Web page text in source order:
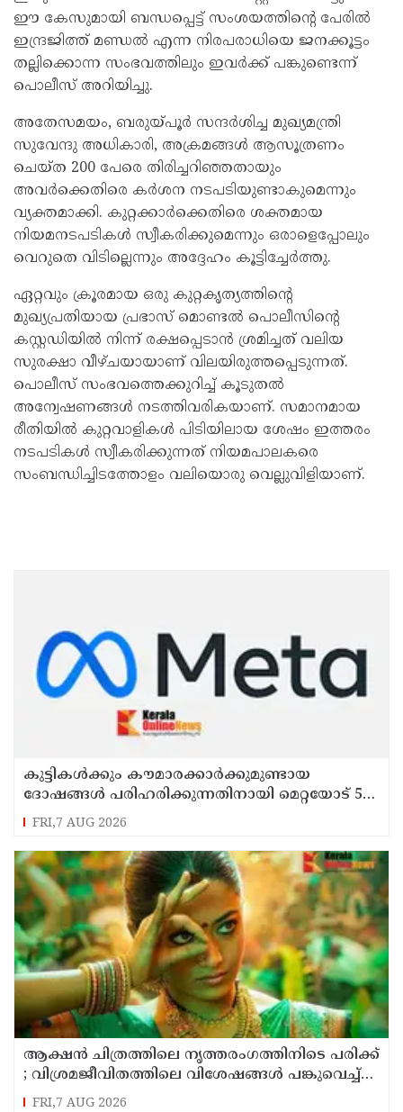
ഈ കേസുമായി ബന്ധപ്പെട്ട് സംശയത്തിന്റെ പേരിൽ
ഇന്ദ്രജിത്ത് മണ്ഡൽ എന്ന നിരപരാധിയെ ജനക്കൂട്ടം
തല്ലിക്കൊന്ന സംഭവത്തിലും ഇവർക്ക് പങ്കുണ്ടെന്ന്
പൊലീസ് അറിയിച്ചു.
അതേസമയം, ബരുയ്പൂർ സന്ദർശിച്ച മുഖ്യമന്ത്രി
സുവേന്ദു അധികാരി, അക്രമങ്ങൾ ആസൂത്രണം
ചെയ്ത 200 പേരെ തിരിച്ചറിഞ്ഞതായും
അവർക്കെതിരെ കർശന നടപടിയുണ്ടാകുമെന്നും
വ്യക്തമാക്കി. കുറ്റക്കാർക്കെതിരെ ശക്തമായ
നിയമനടപടികൾ സ്വീകരിക്കുമെന്നും ഒരാളെപ്പോലും
വെറുതെ വിടില്ലെന്നും അദ്ദേഹം കൂട്ടിച്ചേർത്തു.
ഏറ്റവും ക്രൂരമായ ഒരു കുറ്റകൃത്യത്തിന്റെ
മുഖ്യപ്രതിയായ പ്രഭാസ് മൊണ്ടൽ പൊലീസിന്റെ
കസ്റ്റഡിയിൽ നിന്ന് രക്ഷപ്പെടാൻ ശ്രമിച്ചത് വലിയ
സുരക്ഷാ വീഴ്ചയായാണ് വിലയിരുത്തപ്പെടുന്നത്.
പൊലീസ് സംഭവത്തെക്കുറിച്ച് കൂടുതൽ
അന്വേഷണങ്ങൾ നടത്തിവരികയാണ്. സമാനമായ
രീതിയിൽ കുറ്റവാളികൾ പിടിയിലായ ശേഷം ഇത്തരം
നടപടികൾ സ്വീകരിക്കുന്നത് നിയമപാലകരെ
സംബന്ധിച്ചിടത്തോളം വലിയൊരു വെല്ലുവിളിയാണ്.
കുട്ടികൾക്കും കൗമാരക്കാർക്കുമുണ്ടായ
ദോഷങ്ങൾ പരിഹരിക്കുന്നതിനായി മെറ്റയോട് 567
മില്യൺ ഡോളർ നഷ്ടപരിഹാരം നൽകാൻ
കോടതി
FRI,7 AUG 2026
ആക്ഷൻ ചിത്രത്തിലെ നൃത്തരംഗത്തിനിടെ പരിക്ക്
; വിശ്രമജീവിതത്തിലെ വിശേഷങ്ങൾ പങ്കുവെച്ച്
നടി രശ്മിക മന്ദാന
FRI,7 AUG 2026